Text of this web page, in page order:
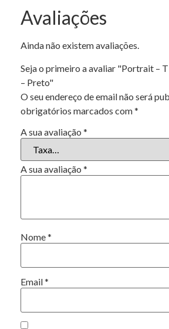
Avaliações
Ainda não existem avaliações.
Seja o primeiro a avaliar "Portrait –
– Preto"
O seu endereço de email não será
obrigatórios marcados com*
A sua avaliação *
A sua avaliação *
Nome*
Email*